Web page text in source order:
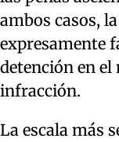
ambos casos,
expresamente
detención en el
infracción.
La escala más